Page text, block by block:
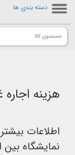
دسته بندی ها
هزینه
اطلاعات
نمایشگاه بین